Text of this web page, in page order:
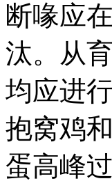
断喙应
汰。从
均应进
抱窝鸡
蛋高峰